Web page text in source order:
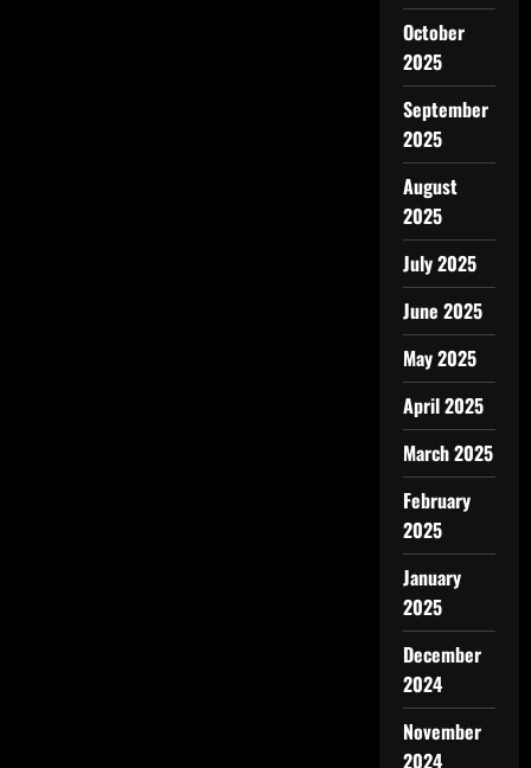
October
2025
September
2025
August
2025
July 2025
June 2025
May 2025
April 2025
March 2025
February
2025
January
2025
December
2024
November
2024